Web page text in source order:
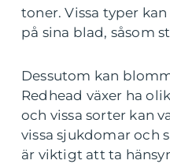
toner. Vissa typer
på sina blad, såsom
Dessutom kan
Redhead växer ha
och vissa sorter kan
vissa sjukdomar och
är viktigt att ta